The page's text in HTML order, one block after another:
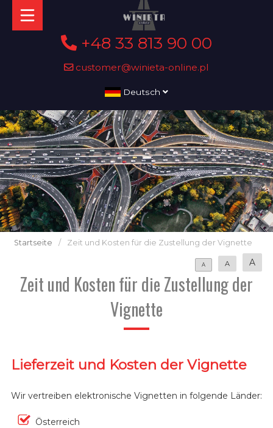
+48 33 813 90 00
customer@winieta-online.pl
Deutsch
Startseite / Zeit und Kosten für die Zustellung der Vignette
A A A
Zeit und Kosten für die Zustellung der
Vignette
Lieferzeit und Kosten der Vignette
Wir vertreiben elektronische Vignetten in folgende Länder:
Österreich